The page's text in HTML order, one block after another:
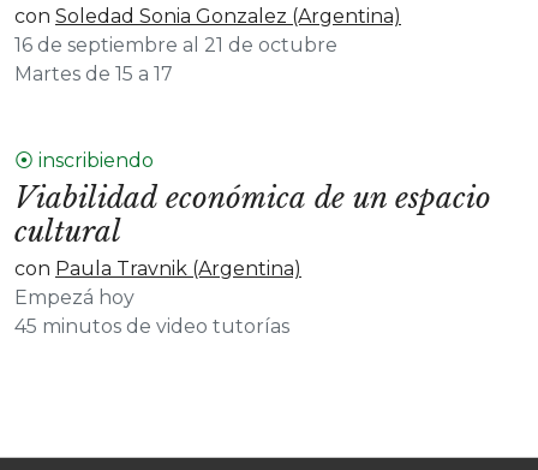
con Soledad Sonia Gonzalez (Argentina)
16 de septiembre al 21 de octubre
Martes de 15 a 17
⦿ inscribiendo
Viabilidad económica de un espacio
cultural
con Paula Travnik (Argentina)
Empezá hoy
45 minutos de video tutorías